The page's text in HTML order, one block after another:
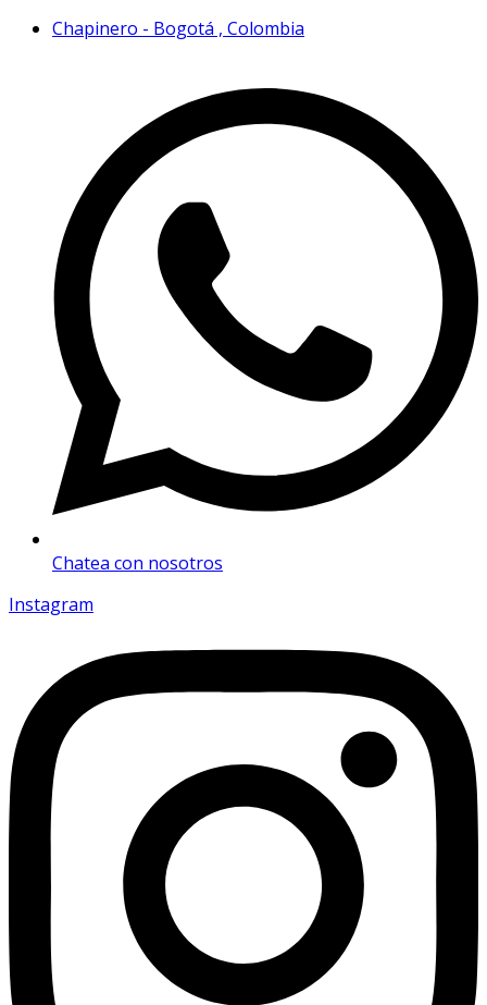
Chapinero - Bogotá , Colombia
Chatea con nosotros
Instagram